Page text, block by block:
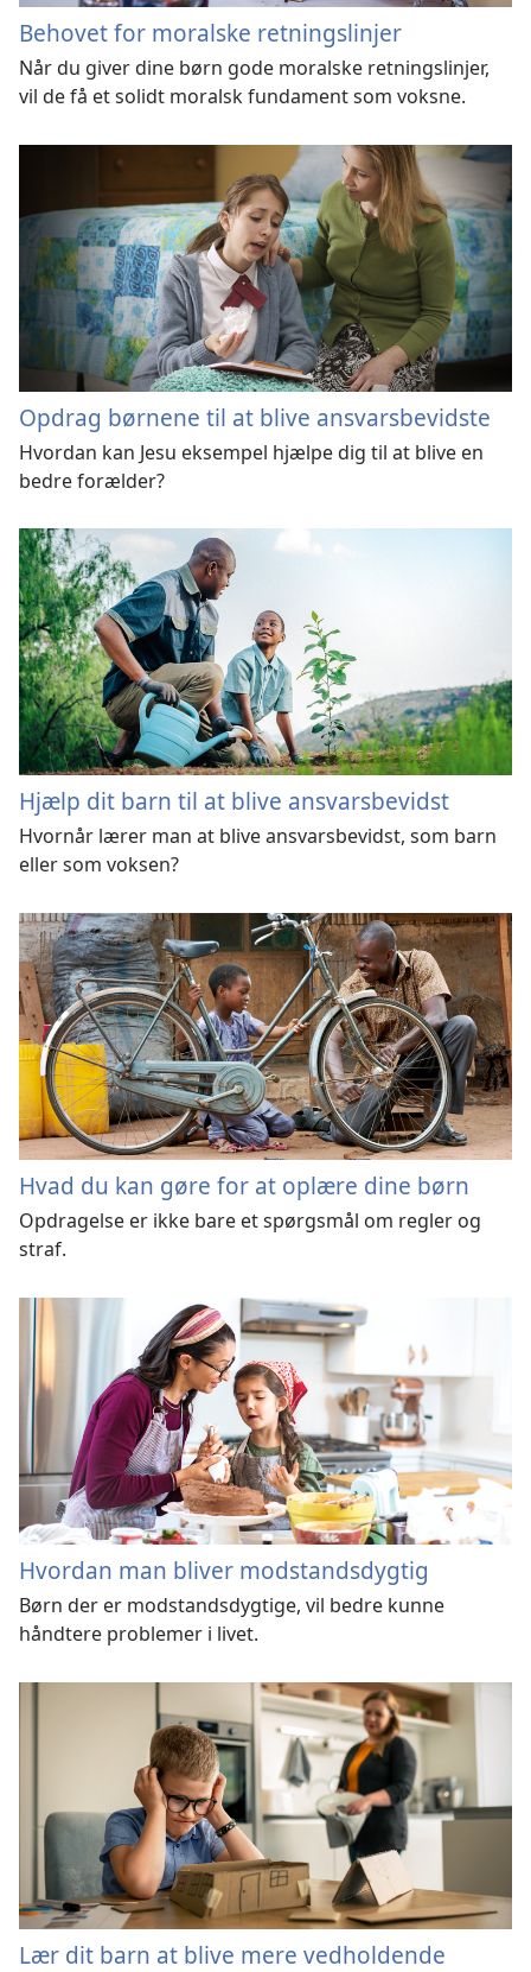
Behovet for moralske retningslinjer
Når du giver dine børn gode moralske retningslinjer,
vil de få et solidt moralsk fundament som voksne.
Opdrag børnene til at blive ansvarsbevidste
Hvordan kan Jesu eksempel hjælpe dig til at blive en
bedre forælder?
Hjælp dit barn til at blive ansvarsbevidst
Hvornår lærer man at blive ansvarsbevidst, som barn
eller som voksen?
Hvad du kan gøre for at oplære dine børn
Opdragelse er ikke bare et spørgsmål om regler og
straf.
Hvordan man bliver modstandsdygtig
Børn der er modstandsdygtige, vil bedre kunne
håndtere problemer i livet.
Lær dit barn at blive mere vedholdende